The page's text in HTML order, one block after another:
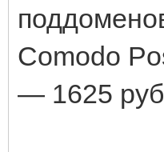
Comodo
— 1625